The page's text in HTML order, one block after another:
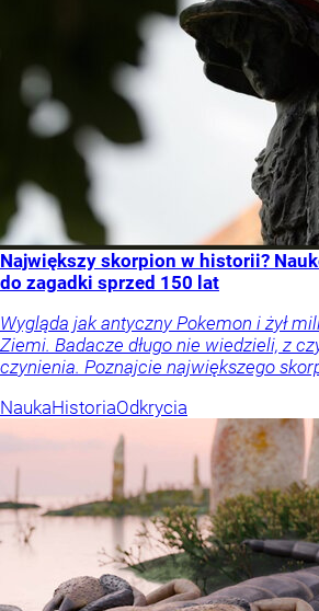
Największy skorpion w historii?
do zagadki sprzed 150 lat
Wygląda jak antyczny Pokemon i żył
Ziemi. Badacze długo nie wiedzieli, z
czynienia. Poznajcie największego
NaukaHistoriaOdkrycia